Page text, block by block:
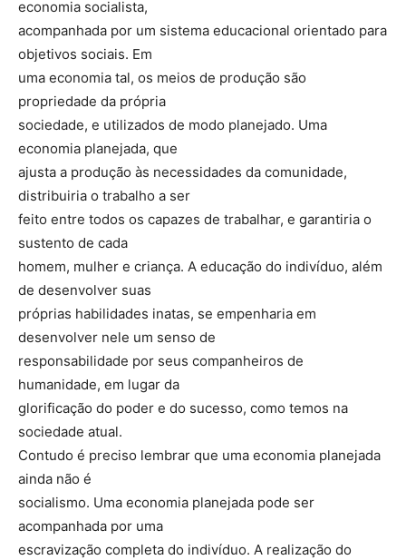
economia socialista,
acompanhada por um sistema educacional orientado para
objetivos sociais. Em
uma economia tal, os meios de produção são
propriedade da própria
sociedade, e utilizados de modo planejado. Uma
economia planejada, que
ajusta a produção às necessidades da comunidade,
distribuiria o trabalho a ser
feito entre todos os capazes de trabalhar, e garantiria o
sustento de cada
homem, mulher e criança. A educação do indivíduo, além
de desenvolver suas
próprias habilidades inatas, se empenharia em
desenvolver nele um senso de
responsabilidade por seus companheiros de
humanidade, em lugar da
glorificação do poder e do sucesso, como temos na
sociedade atual.
Contudo é preciso lembrar que uma economia planejada
ainda não é
socialismo. Uma economia planejada pode ser
acompanhada por uma
escravização completa do indivíduo. A realização do